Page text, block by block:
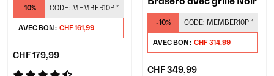
-10% CODE: MEMBER10P *
AVEC BON : CHF 161,99
CHF 179,99
-10% CODE: MEMBER10P *
AVEC BON : CHF 314,99
CHF 349,99